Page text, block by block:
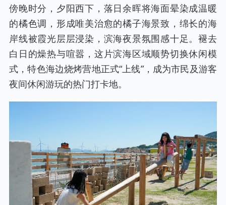
傍晚时分，夕阳西下，落日余晖将海面晕染成温暖
的橘色调，形成唯美治愈的橘子海景致，绵长的海
岸线被霞光层层浸染，滨海夜景氛围感十足。褪去
白日的燥热与喧嚣，这片滨海区域顺势切换休闲模
式，特色海边烧烤营地正式“上线”，成为市民及游客
夜间休闲游玩的热门打卡地。